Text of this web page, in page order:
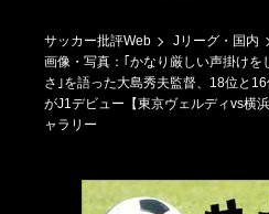
サッカー批評Web
Jリーグ・国内
画像・写真：｢かなり厳しい声掛けを
さ｣を語った大島秀夫監督、18位と
がJ1デビュー【東京ヴェルディvs横
ャラリー